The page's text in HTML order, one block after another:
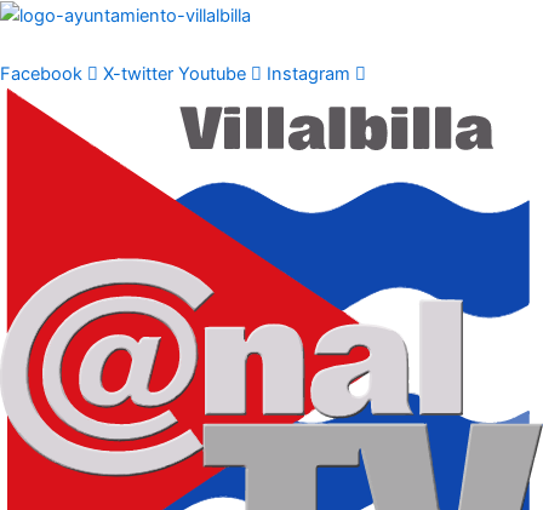
Ir
contenido
Facebook X-twitter Youtube Instagram